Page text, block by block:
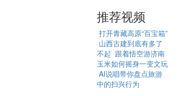
推荐视频
打开青藏高原“百宝箱”
山西古建到底有多了
不起 跟着悟空游济南
玉米如何摇身一变文玩
AI说唱带你盘点旅游
中的扫兴行为